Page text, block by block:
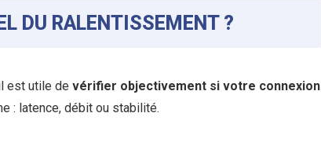
DU RALENTISSEMENT ?
est utile de vérifier objectivement si votre connexion
: latence, débit ou stabilité.